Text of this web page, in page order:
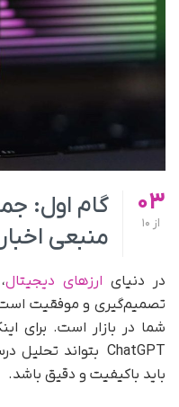
03
از
گام اول:
منبعی اخبار
در دنیای ارزهای دیجیتال
تصمیم‌گیری و موفقیت است،
شما در بازار است. برای
باید باکیفیت و دقیق باشد.